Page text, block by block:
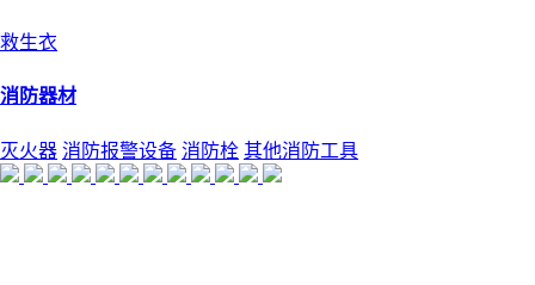
救生衣
消防器材
灭火器 消防报警设备 消防栓 其他消防工具